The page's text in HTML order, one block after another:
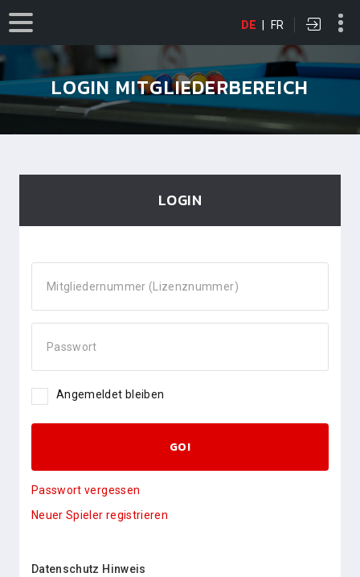
DE | FR
LOGIN MITGLIEDERBEREICH
LOGIN
Mitgliedernummer (Lizenznummer)
Passwort
Angemeldet bleiben
GO!
Passwort vergessen
Neuer Spieler registrieren
Datenschutz Hinweis